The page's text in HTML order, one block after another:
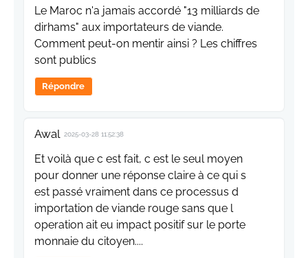
Le Maroc n'a jamais accordé "13 milliards de
dirhams" aux importateurs de viande.
Comment peut-on mentir ainsi ? Les chiffres
sont publics
Répondre
Awal 2025-03-28 11:52:38
Et voilà que c est fait, c est le seul moyen
pour donner une réponse claire à ce qui s
est passé vraiment dans ce processus d
importation de viande rouge sans que l
operation ait eu impact positif sur le porte
monnaie du citoyen....